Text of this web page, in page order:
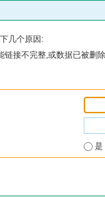
几个原因:
链接不完整,或数据已被删